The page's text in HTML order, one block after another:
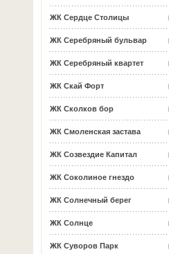
ЖК Сердце Столицы
ЖК Серебряный бульвар
ЖК Серебряный квартет
ЖК Скай Форт
ЖК Сколков бор
ЖК Смоленская застава
ЖК Созвездие Капитал
ЖК Соколиное гнездо
ЖК Солнечный берег
ЖК Солнце
ЖК Суворов Парк